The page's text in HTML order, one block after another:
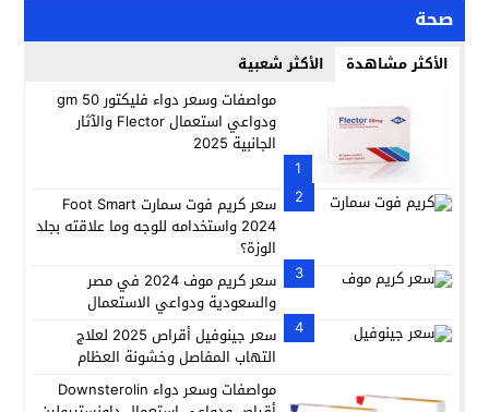
صحة
الأكثر مشاهدة الأكثر شعبية
1
مواصفات وسعر دواء فليكتور 50 gm
ودواعي استعمال Flector والآثار
الجانبية 2025
2
سعر كريم فوت سمارت Foot Smart
2024 واستخدامه للوجه وما علاقته بجلد
الوزة؟
3
سعر كريم موف 2024 في مصر
والسعودية ودواعي الاستعمال
4
سعر جينوفيل أقراص 2025 لعلاج
التهاب المفاصل وخشونة العظام
مواصفات وسعر دواء Downsterolin